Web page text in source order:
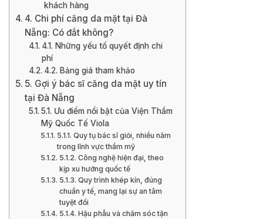
khách hàng
4. Chi phí căng da mặt tại Đà
Nẵng: Có đắt không?
4.1. Những yếu tố quyết định chi
phí
4.2. Bảng giá tham khảo
5. Gợi ý bác sĩ căng da mặt uy tín
tại Đà Nẵng
5.1. Ưu điểm nổi bật của Viện Thẩm
Mỹ Quốc Tế Viola
5.1.1. Quy tụ bác sĩ giỏi, nhiều năm
trong lĩnh vực thẩm mỹ
5.1.2. Công nghệ hiện đại, theo
kịp xu hướng quốc tế
5.1.3. Quy trình khép kín, đúng
chuẩn y tế, mang lại sự an tâm
tuyệt đối
5.1.4. Hậu phẫu và chăm sóc tận